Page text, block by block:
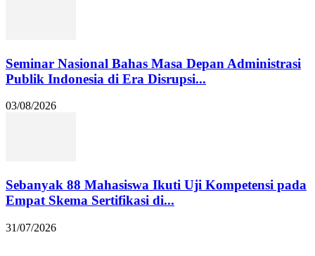
Seminar Nasional Bahas Masa Depan Administrasi
Publik Indonesia di Era Disrupsi...
03/08/2026
Sebanyak 88 Mahasiswa Ikuti Uji Kompetensi pada
Empat Skema Sertifikasi di...
31/07/2026